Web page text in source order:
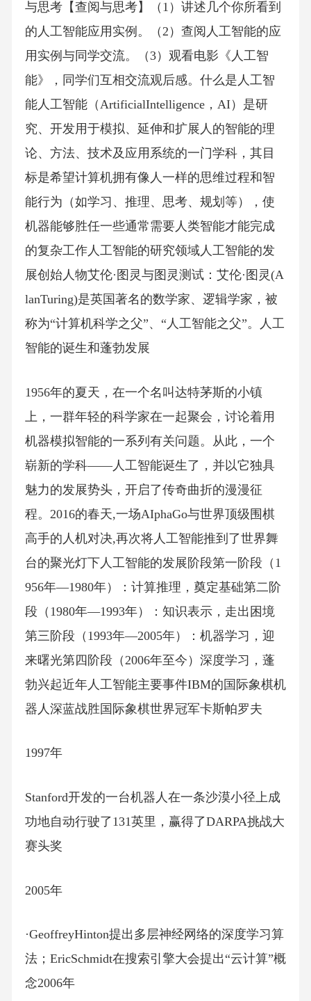
与思考【查阅与思考】（1）讲述几个你所看到
的人工智能应用实例。（2）查阅人工智能的应
用实例与同学交流。（3）观看电影《人工智
能》，同学们互相交流观后感。什么是人工智
能人工智能（ArtificialIntelligence，AI）是研
究、开发用于模拟、延伸和扩展人的智能的理
论、方法、技术及应用系统的一门学科，其目
标是希望计算机拥有像人一样的思维过程和智
能行为（如学习、推理、思考、规划等），使
机器能够胜任一些通常需要人类智能才能完成
的复杂工作人工智能的研究领域人工智能的发
展创始人物艾伦·图灵与图灵测试：艾伦·图灵(A
lanTuring)是英国著名的数学家、逻辑学家，被
称为“计算机科学之父”、“人工智能之父”。人工
智能的诞生和蓬勃发展
1956年的夏天，在一个名叫达特茅斯的小镇
上，一群年轻的科学家在一起聚会，讨论着用
机器模拟智能的一系列有关问题。从此，一个
崭新的学科——人工智能诞生了，并以它独具
魅力的发展势头，开启了传奇曲折的漫漫征
程。2016的春天,一场AIphaGo与世界顶级围棋
高手的人机对决,再次将人工智能推到了世界舞
台的聚光灯下人工智能的发展阶段第一阶段（1
956年—1980年）：计算推理，奠定基础第二阶
段（1980年—1993年）：知识表示，走出困境
第三阶段（1993年—2005年）：机器学习，迎
来曙光第四阶段（2006年至今）深度学习，蓬
勃兴起近年人工智能主要事件IBM的国际象棋机
器人深蓝战胜国际象棋世界冠军卡斯帕罗夫
1997年
Stanford开发的一台机器人在一条沙漠小径上成
功地自动行驶了131英里，赢得了DARPA挑战大
赛头奖
2005年
·GeoffreyHinton提出多层神经网络的深度学习算
法；EricSchmidt在搜索引擎大会提出“云计算”概
念2006年